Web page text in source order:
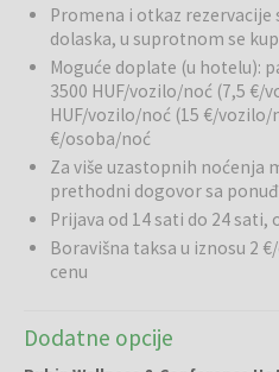
autobusna stanica udaljena je 100
se odlične prometne veze,
prema Beču.
Rubin Wellness & Sport centar:
adventure bazen, whirlpool, sauna,
hladni bazen, slana i aroma
Opuštanje: Nakon napornog dana,
wellness centru ili uživati ​​u laganoj
koristiti unutrašnji bazen, opustiti
Promena i otkaz rezervacije
dolaska, u suprotnom se
Moguće doplate (u hotelu):
3500 HUF/vozilo/noć (7,5 €/
HUF/vozilo/noć (15 €/vozilo/
€/osoba/noć
Za više uzastopnih noćenja
prethodni dogovor sa
Prijava od 14 sati do 24 sati,
Boravišna taksa u iznosu 2
cenu
Dodatne opcije